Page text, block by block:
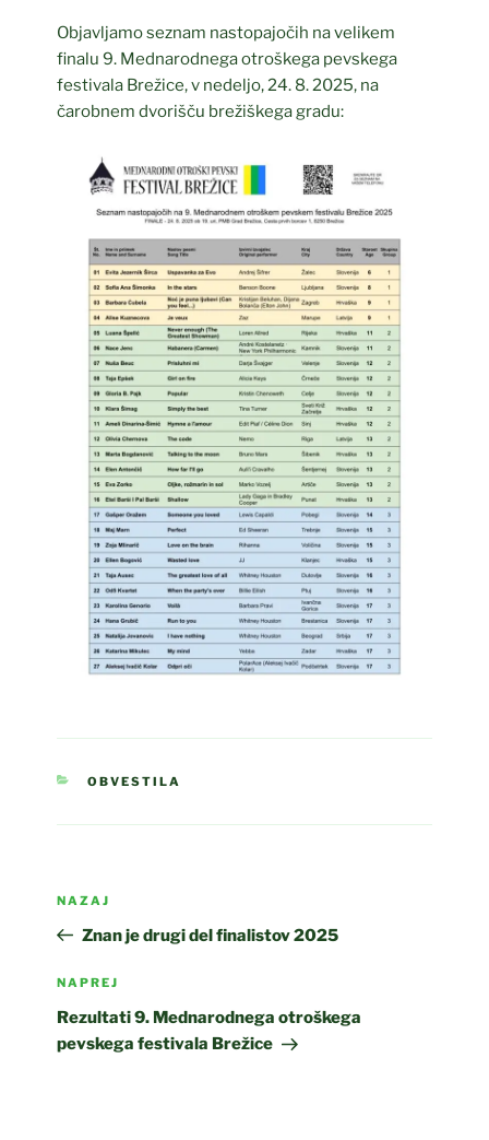
Objavljamo seznam nastopajočih na velikem
finalu 9. Mednarodnega otroškega pevskega
festivala Brežice, v nedeljo, 24. 8. 2025, na
čarobnem dvorišču brežiškega gradu:
KATEGORIJE
OBVESTILA
Prejšnji
prispevek
NAZAJ
Znan je drugi del finalistov 2025
Naslednji
prispevek
NAPREJ
Rezultati 9. Mednarodnega otroškega
pevskega festivala Brežice